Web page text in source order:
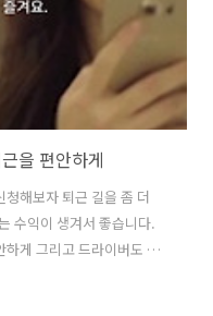
을 편안하게
해보자 퇴근 길을 좀 더
수익이 생겨서 좋습니다.
게 그리고 드라이버도 수
근 시간 지쳐있는 몸을